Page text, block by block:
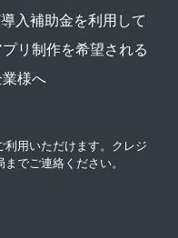
導入補助金を利用して
プリ制作を希望される
業様へ
用いただけます。クレジ
でご連絡ください。